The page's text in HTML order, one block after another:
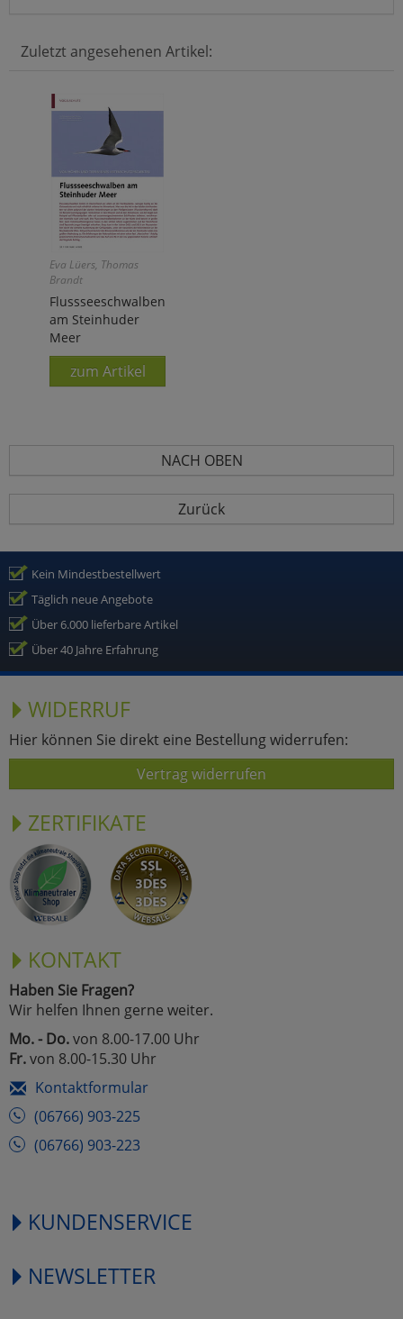
Zuletzt angesehenen Artikel:
Eva Lüers, Thomas
Brandt
Flussseeschwalben
am Steinhuder
Meer
zum Artikel
NACH OBEN
Zurück
Kein Mindestbestellwert
Täglich neue Angebote
Über 6.000 lieferbare Artikel
Über 40 Jahre Erfahrung
WIDERRUF
Hier können Sie direkt eine Bestellung widerrufen:
Vertrag widerrufen
ZERTIFIKATE
KONTAKT
Haben Sie Fragen?
Wir helfen Ihnen gerne weiter.
Mo. - Do.von 8.00-17.00 Uhr
Fr.von 8.00-15.30 Uhr
Kontaktformular
(06766) 903-225
(06766) 903-223
KUNDENSERVICE
NEWSLETTER